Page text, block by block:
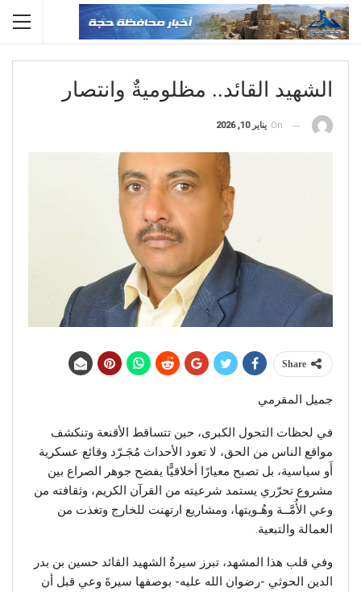
الشهيد القائد.. مظلوميةٌ وانتصار
On يناير 10, 2026
Share
جميل المقرمي
في لحظات التحول الكبرى، حين تتساقط الأقنعة وتنكشف
مواقع الناس من الحق، لا تعود الأحداث مُجَـرّد وقائع عسكرية
أَو سياسية، بل تصبح معيارًا أخلاقيًّا يفضح جوهر الصراع بين
مشروع تحرّري يستمد شرعيته من القرآن الكريم، وثقافته من
وعي الأُمَّــة وهُـويتها، ومشاريع ارتهنت للخارج وتغذت من
العمالة والتبعية.
وفي قلب هذا المشهد، تبرز سيرةُ الشهيد القائد حسين بن بدر
الدين الحوثي -رضوان الله عليه- بوصفها سيرةَ وعي قبل أن